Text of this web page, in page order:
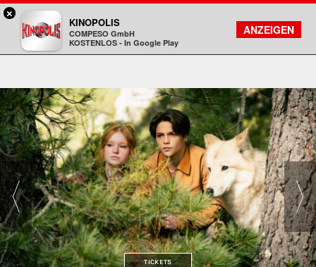
Kinopolis
FILMSUCHE
KONTO
TICKETS
×
KINOPOLIS
COMPESO GmbH
KOSTENLOS - In Google Play
ANZEIGEN